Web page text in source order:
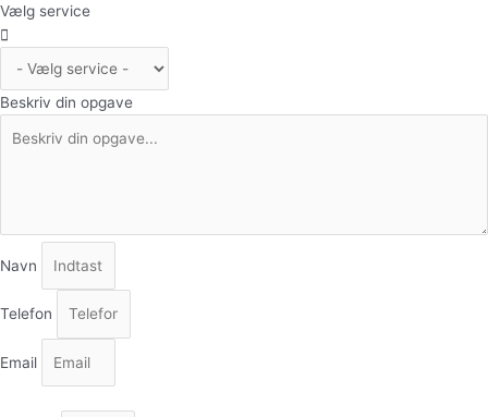
Vælg service
Beskriv din opgave
Navn
Telefon
Email